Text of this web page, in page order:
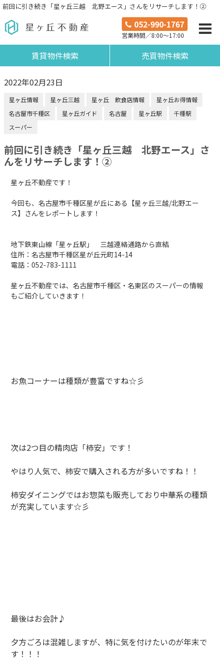
前回に引き続き「星ヶ丘三越 北野エース」さんをリサーチします！②
052-990-1767
営業時間／8:00～17:00
賃貸物件検索 売買物件検索
2022年02月23日
星ヶ丘情報 星ヶ丘三越 星ヶ丘 飲食店情報
星ヶ丘お得情報
名古屋市千種区
星ヶ丘ガイド 名古屋 星ヶ丘駅
千種駅
スーパー
前回に引き続き「星ヶ丘三越 北野エース」さ
んをリサーチします！②
星ヶ丘不動産です！
今回も、名古屋市千種区星が丘にある【星ヶ丘三越/北野エー
ス】さんをレポートします！
地下鉄東山線「星ヶ丘駅」 三越連絡通路から直結
住所：名古屋市千種区星が丘元町14-14
電話：052-783-1111
星ヶ丘不動産では、名古屋市千種区・名東区のスーパーの情報
もご紹介していきます！
お魚コーナーは種類が豊富ですね☆彡
次は2つ目の精肉店「柿安」です！
やはり人気で、柿安で購入される方が多いですね！！
柿安ダイニングではお惣菜も販売しており中華系の種類
が充実しています☆彡
最後はお会計♪
夕方ごろは混雑しますが、特に気を付けたいのが年末で
す！！！